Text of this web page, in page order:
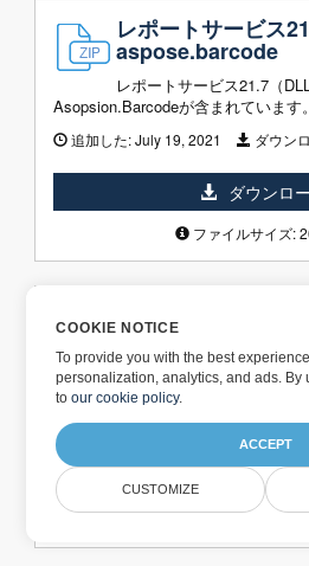
レポートサービス
aspose.barcode
レポートサービス21.7（
Asopsion.Barcodeが含まれています。
追加した:July 19, 2021 ダウン
ダウンロ
ファイルサイズ:
レポートサービス
arcode 21.6
レポートサービス21.6リリ
Asopsion.Barcodeが含まれています。
追加した:June 20, 2021 ダウン
ダウンロー
ファイルサイズ:
COOKIE NOTICE
To provide you with the best
personalization, analytics, and ads. By
toour cookie policy.
ACCEPT
CUSTOMIZE